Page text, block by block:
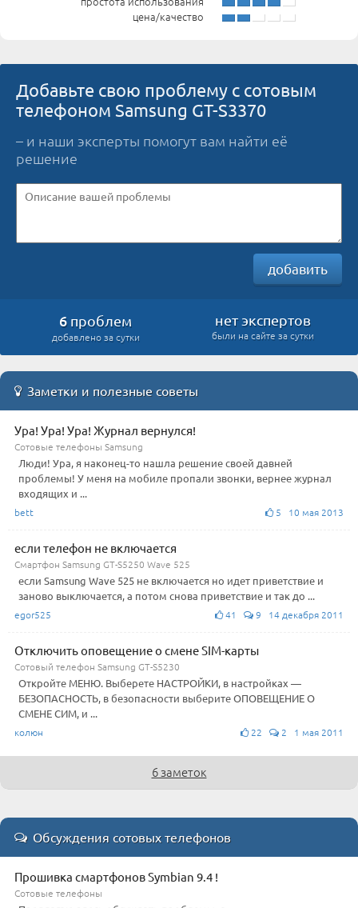
цена/качество
Добавьте свою проблему с сотовым
телефоном Samsung GT-S3370
– и наши эксперты помогут вам найти её
решение
добавить
6 проблем
добавлено за сутки
нет экспертов
были на сайте за сутки
Заметки и полезные советы
Ура! Ура! Ура! Журнал вернулся!
Сотовые телефоны Samsung
Люди! Ура, я наконец-то нашла решение своей давней
проблемы! У меня на мобиле пропали звонки, вернее журнал
входящих и ...
bett 5 10 мая 2013
если телефон не включается
Смартфон Samsung GT-S5250 Wave 525
если Samsung Wave 525 не включается но идет приветствие и
заново выключается, а потом снова приветствие и так до ...
egor525 41 9 14 декабря 2011
Отключить оповещение о смене SIM-карты
Сотовый телефон Samsung GT-S5230
Откройте МЕНЮ. Выберете НАСТРОЙКИ, в настройках —
БЕЗОПАСНОСТЬ, в безопасности выберите ОПОВЕЩЕНИЕ О
СМЕНЕ СИМ, и ...
колюн 22 2 1 мая 2011
6 заметок
Обсуждения сотовых телефонов
Прошивка смартфонов Symbian 9.4 !
Сотовые телефоны